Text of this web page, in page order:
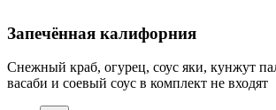
Запечённая калифорния
Снежный краб, огурец, соус яки, кунжут
васаби и соевый соус в комплект не входят